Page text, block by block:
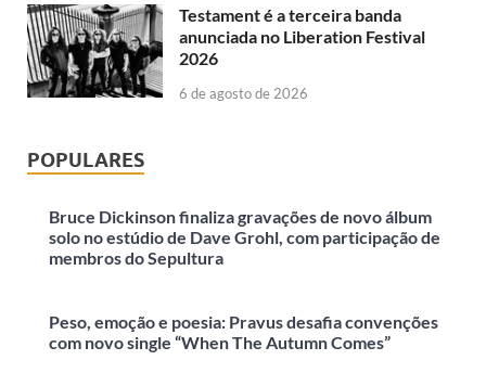
Testament é a terceira banda
anunciada no Liberation Festival
2026
6 de agosto de 2026
POPULARES
Bruce Dickinson finaliza gravações de novo álbum
solo no estúdio de Dave Grohl, com participação de
membros do Sepultura
Peso, emoção e poesia: Pravus desafia convenções
com novo single “When The Autumn Comes”